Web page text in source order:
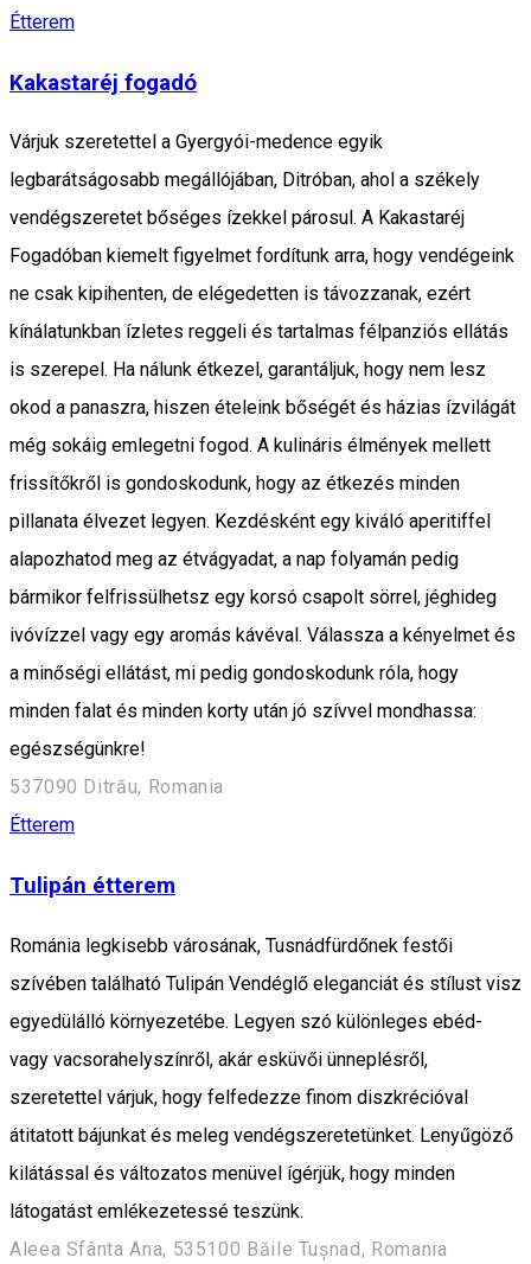
Étterem
Kakastaréj fogadó
Várjuk szeretettel a Gyergyói-medence egyik
legbarátságosabb megállójában, Ditróban, ahol a székely
vendégszeretet bőséges ízekkel párosul. A Kakastaréj
Fogadóban kiemelt figyelmet fordítunk arra, hogy vendégeink
ne csak kipihenten, de elégedetten is távozzanak, ezért
kínálatunkban ízletes reggeli és tartalmas félpanziós ellátás
is szerepel. Ha nálunk étkezel, garantáljuk, hogy nem lesz
okod a panaszra, hiszen ételeink bőségét és házias ízvilágát
még sokáig emlegetni fogod. A kulináris élmények mellett
frissítőkről is gondoskodunk, hogy az étkezés minden
pillanata élvezet legyen. Kezdésként egy kiváló aperitiffel
alapozhatod meg az étvágyadat, a nap folyamán pedig
bármikor felfrissülhetsz egy korsó csapolt sörrel, jéghideg
ivóvízzel vagy egy aromás kávéval. Válassza a kényelmet és
a minőségi ellátást, mi pedig gondoskodunk róla, hogy
minden falat és minden korty után jó szívvel mondhassa:
egészségünkre!
537090 Ditrău, Romania
Étterem
Tulipán étterem
Románia legkisebb városának, Tusnádfürdőnek festői
szívében található Tulipán Vendéglő eleganciát és stílust visz
egyedülálló környezetébe. Legyen szó különleges ebéd-
vagy vacsorahelyszínről, akár esküvői ünneplésről,
szeretettel várjuk, hogy felfedezze finom diszkrécióval
átitatott bájunkat és meleg vendégszeretetünket. Lenyűgöző
kilátással és változatos menüvel ígérjük, hogy minden
látogatást emlékezetessé teszünk.
Aleea Sfânta Ana, 535100 Băile Tușnad, Romania